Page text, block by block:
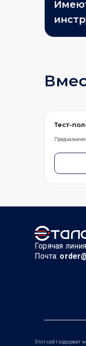
Тест-
Горячая
Почта:
Этот сайт содержит